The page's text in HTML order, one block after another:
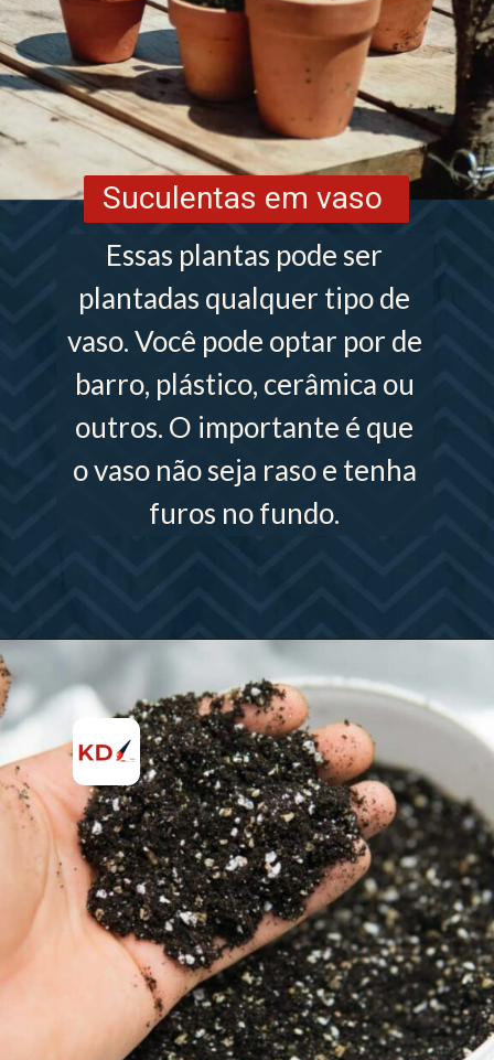
Essas plantas pode ser
plantadas qualquer tipo de
vaso. Você pode optar por de
barro, plástico, cerâmica ou
outros. O importante é que
o vaso não seja raso e tenha
furos no fundo.
Suculentas em vaso